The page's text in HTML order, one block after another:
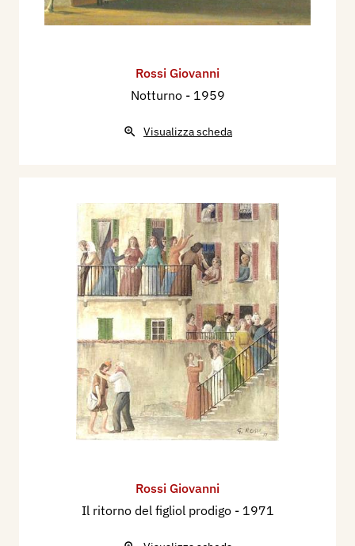
Rossi Giovanni
Notturno - 1959
Visualizza scheda
Rossi Giovanni
Il ritorno del figliol prodigo - 1971